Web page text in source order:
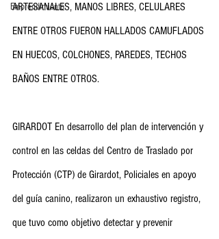
Emprendimiento
ARTESANALES, MANOS LIBRES, CELULARES
ENTRE OTROS FUERON HALLADOS CAMUFLADOS
EN HUECOS, COLCHONES, PAREDES, TECHOS
BAÑOS ENTRE OTROS.
GIRARDOT En desarrollo del plan de intervención y
control en las celdas del Centro de Traslado por
Protección (CTP) de Girardot, Policiales en apoyo
del guía canino, realizaron un exhaustivo registro,
que tuvo como objetivo detectar y prevenir